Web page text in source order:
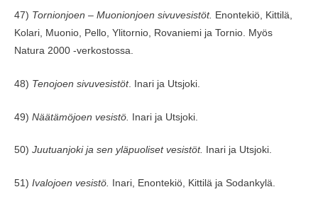
47) Tornionjoen – Muonionjoen sivuvesistöt. Enontekiö, Kittilä,
Kolari, Muonio, Pello, Ylitornio, Rovaniemi ja Tornio. Myös
Natura 2000 -verkostossa.
48) Tenojoen sivuvesistöt. Inari ja Utsjoki.
49) Näätämöjoen vesistö. Inari ja Utsjoki.
50) Juutuanjoki ja sen yläpuoliset vesistöt. Inari ja Utsjoki.
51) Ivalojoen vesistö. Inari, Enontekiö, Kittilä ja Sodankylä.